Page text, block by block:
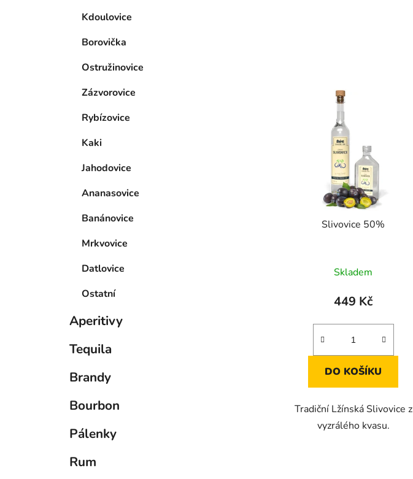
Kdoulovice
Borovička
Ostružinovice
Zázvorovice
Rybízovice
Kaki
Jahodovice
Ananasovice
Banánovice
Mrkvovice
Datlovice
Ostatní
Aperitivy
Tequila
Brandy
Bourbon
Pálenky
Rum
Slivovice 50%
hodnocení
produktu
3,7
z
hvězdiček.
Skladem
449 Kč
DO KOŠÍKU
Tradiční Lžínská Slivovice z
vyzrálého kvasu.